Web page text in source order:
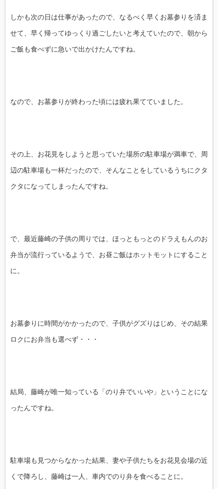
しかも次の日は仕事があったので、なるべく早くお墓参りを済ま
せて、早く帰ってゆっくり過ごしたいと考えていたので、朝から
ご飯も食べずに急いで出かけたんですね。
なので、お墓参りが終わった頃には疲れ果てていました。
その上、お花見をしようと思っていた場所の駐車場が満車で、周
辺の駐車場も一杯だったので、そんなことをしているうちにクタ
クタになってしまったんですね。
で、最近藤崎の子供の周りでは、ほっともっとのドラえもんのお
弁当が流行っているようで、お昼ご飯はホットモットにすること
に。
お墓参りに時間がかかったので、子供がグズりはじめ、その結果
ロクにお弁当も選べず・・・
結局、藤崎が唯一知っている「のり弁でいいや」ということにな
ったんですね。
駐車場も見つからなかった結果、妻や子供たちをお花見会場の近
くで降ろし、藤崎は一人、車内でのり弁を食べることに。